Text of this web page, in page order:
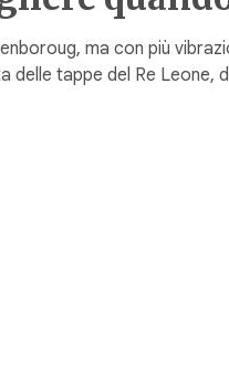
ma con più
delle tappe del Re Leone,